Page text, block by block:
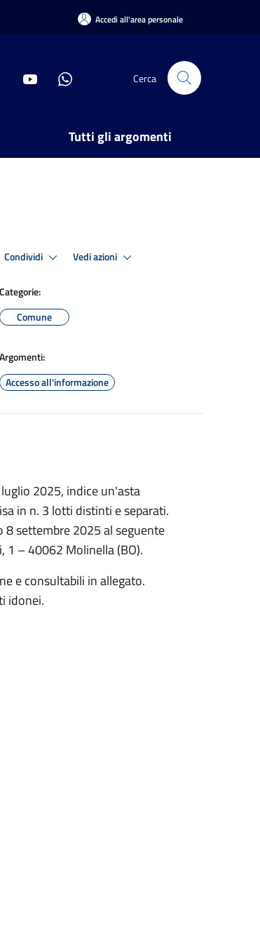
Accedi all'area personale
Cerca
Tutti gli argomenti
Condividi Vedi azioni
Categorie:
Comune
Argomenti:
Accesso all'informazione
2025, indice un'asta
in n. 3 lotti distinti e separati.
settembre 2025 al seguente
1 – 40062 Molinella (BO).
e consultabili in allegato.
idonei.